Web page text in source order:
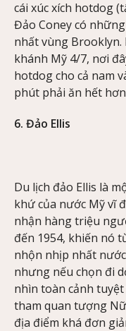
cái xúc xích hotdog
Đảo Coney có
nhất vùng Brooklyn.
khánh Mỹ 4/7, nơi
hotdog cho cả nam
phút phải ăn hết
6. Đảo Ellis
Du lịch đảo Ellis là
khứ của nước Mỹ vĩ
nhận hàng triệu
đến 1954, khiến nó
nhộn nhịp nhất
nhưng nếu chọn đi
nhìn toàn cảnh
tham quan tượng
địa điểm khá đơn